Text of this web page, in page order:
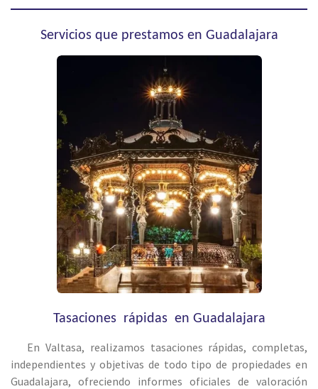
Servicios que prestamos en Guadalajara
Tasaciones rápidas en Guadalajara
En Valtasa, realizamos tasaciones rápidas, completas,
independientes y objetivas de todo tipo de propiedades en
Guadalajara, ofreciendo informes oficiales de valoración